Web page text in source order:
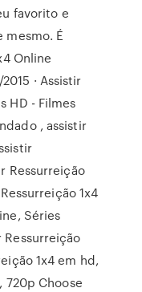
favorito e
mesmo. É
Online
· Assistir
HD - Filmes
, assistir
Ressurreição
1x4
Séries
1x4 em hd,
720p Choose